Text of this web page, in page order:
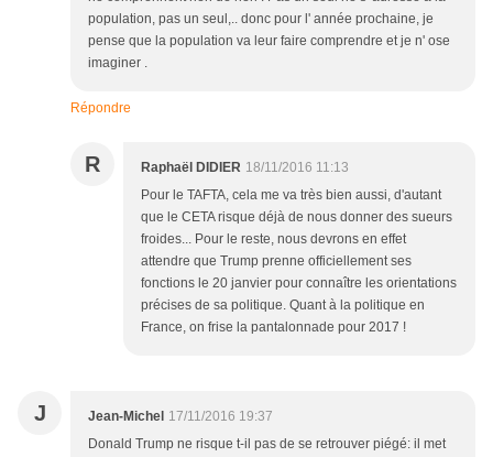
population, pas un seul,.. donc pour l' année prochaine, je
pense que la population va leur faire comprendre et je n' ose
imaginer .
Répondre
R Raphaël DIDIER 18/11/2016 11:13
Pour le TAFTA, cela me va très bien aussi, d'autant
que le CETA risque déjà de nous donner des sueurs
froides... Pour le reste, nous devrons en effet
attendre que Trump prenne officiellement ses
fonctions le 20 janvier pour connaître les orientations
précises de sa politique. Quant à la politique en
France, on frise la pantalonnade pour 2017 !
J Jean-Michel 17/11/2016 19:37
Donald Trump ne risque t-il pas de se retrouver piégé: il met